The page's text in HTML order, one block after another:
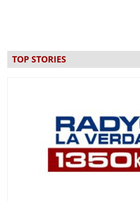
TOP STORIES